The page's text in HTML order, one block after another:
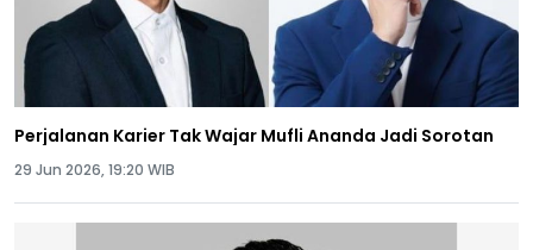
Perjalanan Karier Tak Wajar Mufli Ananda Jadi Sorotan
29 Jun 2026, 19:20 WIB